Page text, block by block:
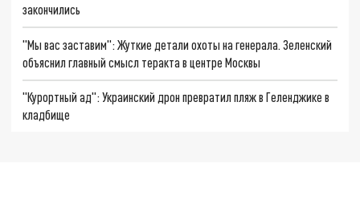
закончились
"Мы вас заставим": Жуткие детали охоты на генерала. Зеленский
объяснил главный смысл теракта в центре Москвы
"Курортный ад": Украинский дрон превратил пляж в Геленджике в
кладбище